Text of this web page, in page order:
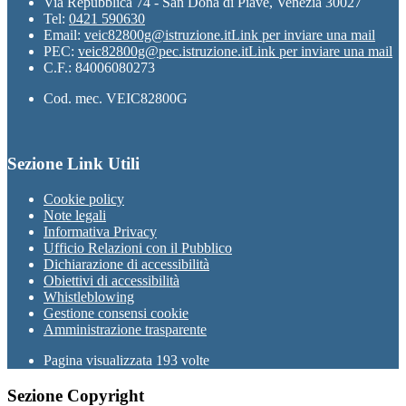
Tel: 0421 590630
Email: veic82800g@istruzione.itLink per inviare una mail
PEC: veic82800g@pec.istruzione.itLink per inviare una mail
C.F.: 84006080273
Cod. mec. VEIC82800G
Sezione Link Utili
Cookie policy
Note legali
Informativa Privacy
Ufficio Relazioni con il Pubblico
Dichiarazione di accessibilità
Obiettivi di accessibilità
Whistleblowing
Gestione consensi cookie
Amministrazione trasparente
Pagina visualizzata 193 volte
Sezione Copyright